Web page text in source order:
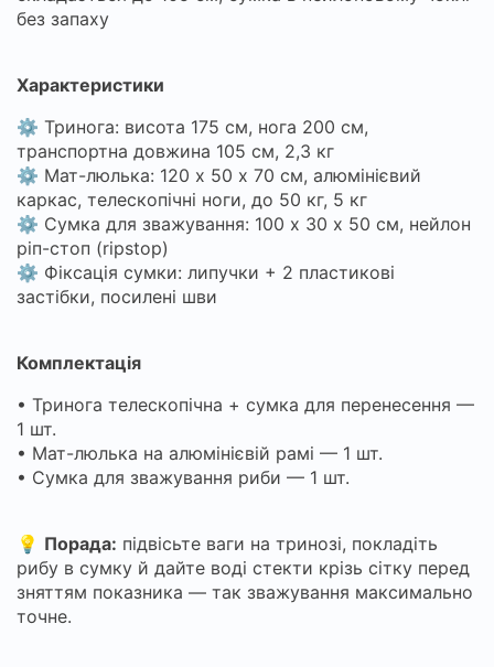
без запаху
Характеристики
⚙️ Тринога: висота 175 см, нога 200 см,
транспортна довжина 105 см, 2,3 кг
⚙️ Мат-люлька: 120 х 50 х 70 см, алюмінієвий
каркас, телескопічні ноги, до 50 кг, 5 кг
⚙️ Сумка для зважування: 100 х 30 х 50 см, нейлон
ріп-стоп (ripstop)
⚙️ Фіксація сумки: липучки + 2 пластикові
застібки, посилені шви
Комплектація
• Тринога телескопічна + сумка для перенесення —
1 шт.
• Мат-люлька на алюмінієвій рамі — 1 шт.
• Сумка для зважування риби — 1 шт.
💡 Порада: підвісьте ваги на тринозі, покладіть
рибу в сумку й дайте воді стекти крізь сітку перед
зняттям показника — так зважування максимально
точне.